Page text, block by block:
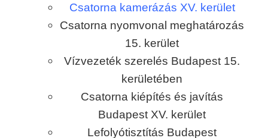
Csatorna kamerázás XV. kerület
Csatorna nyomvonal meghatározás
15. kerület
Vízvezeték szerelés Budapest 15.
kerületében
Csatorna kiépítés és javítás
Budapest XV. kerület
Lefolyótisztítás Budapest